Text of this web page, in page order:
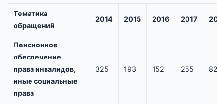
Тематика
обращений
2014 2015 2016 2017
Пенсионное
обеспечение,
права инвалидов,
иные социальные
права
325 193 152 255